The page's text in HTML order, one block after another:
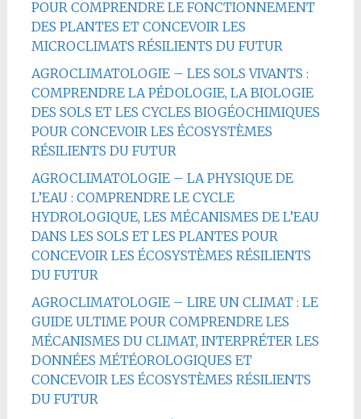
POUR COMPRENDRE LE FONCTIONNEMENT
DES PLANTES ET CONCEVOIR LES
MICROCLIMATS RÉSILIENTS DU FUTUR
AGROCLIMATOLOGIE – LES SOLS VIVANTS :
COMPRENDRE LA PÉDOLOGIE, LA BIOLOGIE
DES SOLS ET LES CYCLES BIOGÉOCHIMIQUES
POUR CONCEVOIR LES ÉCOSYSTÈMES
RÉSILIENTS DU FUTUR
AGROCLIMATOLOGIE – LA PHYSIQUE DE
L’EAU : COMPRENDRE LE CYCLE
HYDROLOGIQUE, LES MÉCANISMES DE L’EAU
DANS LES SOLS ET LES PLANTES POUR
CONCEVOIR LES ÉCOSYSTÈMES RÉSILIENTS
DU FUTUR
AGROCLIMATOLOGIE – LIRE UN CLIMAT : LE
GUIDE ULTIME POUR COMPRENDRE LES
MÉCANISMES DU CLIMAT, INTERPRÉTER LES
DONNÉES MÉTÉOROLOGIQUES ET
CONCEVOIR LES ÉCOSYSTÈMES RÉSILIENTS
DU FUTUR